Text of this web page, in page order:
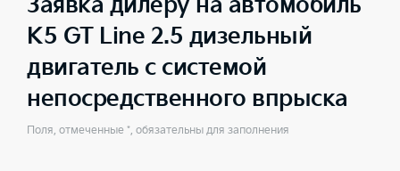
Заявка дилеру на автомобиль
K5 GT Line 2.5 дизельный
двигатель с системой
непосредственного впрыска
Поля, отмеченные *, обязательны для заполнения